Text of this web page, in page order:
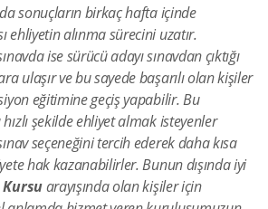
sonuçların birkaç hafta içinde
ehliyetin alınma sürecini uzatır.
ise sürücü adayı sınavdan çıktığı
ulaşır ve bu sayede başarılı olan kişiler
eğitimine geçiş yapabilir. Bu
şekilde ehliyet almak isteyenler
seçeneğini tercih ederek daha kısa
hak kazanabilirler. Bunun dışında iyi
Kursuarayışında olan kişiler için